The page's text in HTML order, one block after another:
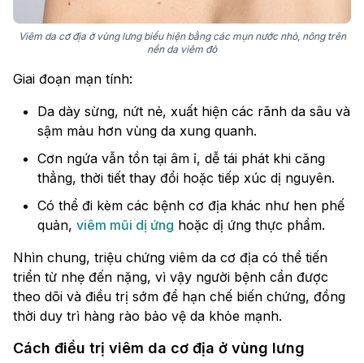
Viêm da cơ địa ở vùng lưng biểu hiện bằng các mụn nước nhỏ, nông trên
nền da viêm đỏ
Giai đoạn mạn tính:
Da dày sừng, nứt nẻ, xuất hiện các rãnh da sâu và
sậm màu hơn vùng da xung quanh.
Cơn ngứa vẫn tồn tại âm ỉ, dễ tái phát khi căng
thẳng, thời tiết thay đổi hoặc tiếp xúc dị nguyên.
Có thể đi kèm các bệnh cơ địa khác như hen phế
quản, viêm mũi dị ứng hoặc dị ứng thực phẩm.
Nhìn chung, triệu chứng viêm da cơ địa có thể tiến
triển từ nhẹ đến nặng, vì vậy người bệnh cần được
theo dõi và điều trị sớm để hạn chế biến chứng, đồng
thời duy trì hàng rào bảo vệ da khỏe mạnh.
Cách điều trị viêm da cơ địa ở vùng lưng